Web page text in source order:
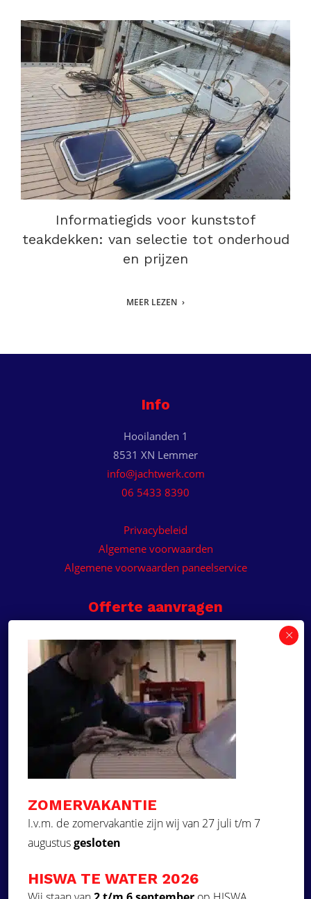
Informatiegids voor kunststof
teakdekken: van selectie tot onderhoud
en prijzen
MEER LEZEN
Info
Hooilanden 1
8531 XN Lemmer
info@jachtwerk.com
06 5433 8390
Privacybeleid
Algemene voorwaarden
Algemene voorwaarden paneelservice
Offerte aanvragen
Wilt u een prijsvoorstel op maat ontvangen voor
een kunststof teakdek voor uw boot? Vraag een
vrijblijvende offerte aan!
Offerte aanvragen
Ga naar
Over ons
Projecten
Aquadeck EVA foam decks
ZOMERVAKANTIE
I.v.m. de zomervakantie zijn wij van 27 juli t/m 7
augustusgesloten
HISWA TE WATER 2026
×
Deze website maakt
gebruik van cookies.
Deze website gebruikt cookies om uw
gebruikerservaring te verbeteren. Door
onze website te gebruiken, stemt u in met
alle cookies in overeenstemming met ons
STRIKT NOODZAKELIJK
PRESTATIE
FUNCTIONEEL